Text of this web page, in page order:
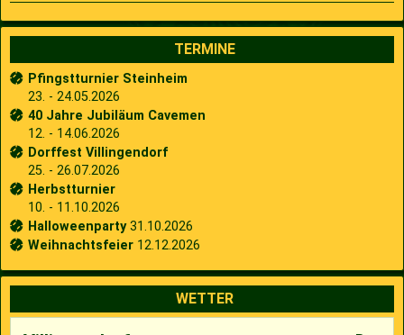
TERMINE
Pfingstturnier Steinheim
23. - 24.05.2026
40 Jahre Jubiläum Cavemen
12. - 14.06.2026
Dorffest Villingendorf
25. - 26.07.2026
Herbstturnier
10. - 11.10.2026
Halloweenparty31.10.2026
Weihnachtsfeier 12.12.2026
WETTER